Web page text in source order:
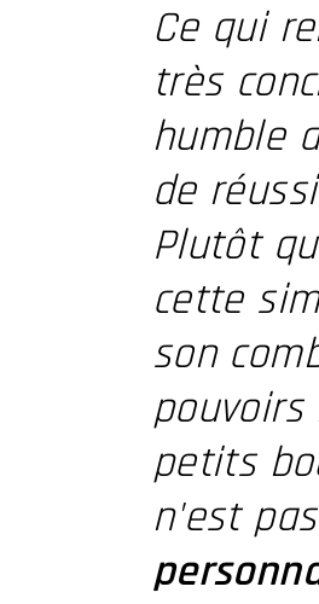
Ce qui
très
humble
de
Plutôt
cette
son
petits
n'est